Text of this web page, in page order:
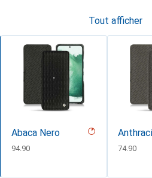
Tout afficher
Abaca Nero
CHF
94.90 CHF
74.90